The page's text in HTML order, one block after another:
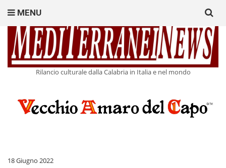
Rilancio culturale dalla Calabria in Italia e nel mondo
MENU
for:
18 Giugno 2022